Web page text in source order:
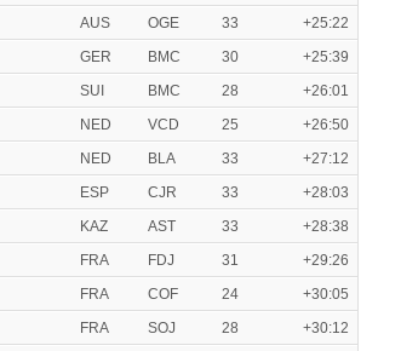
AUS OGE 33
+25:22
GER BMC 30
+25:39
SUI BMC 28
+26:01
NED VCD 25
+26:50
NED BLA 33
+27:12
ESP CJR 33
+28:03
KAZ AST 33
+28:38
FRA FDJ 31
+29:26
FRA COF 24
+30:05
FRA SOJ 28
+30:12